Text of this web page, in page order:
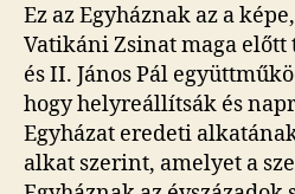
Ez az Egyháznak az a
Vatikáni Zsinat maga előtt
és II. János Pál
hogy helyreállítsák és
Egyházat eredeti
alkat szerint, amelyet a